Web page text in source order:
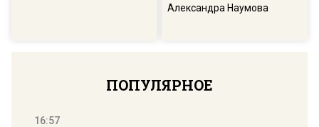
Александра Наумова
ПОПУЛЯРНОЕ
16:57